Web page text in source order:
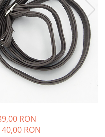
RON
40,00 RON